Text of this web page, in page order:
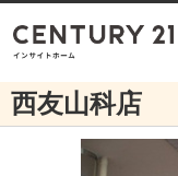
西友山科店